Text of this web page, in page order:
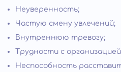
Неуверенность;
Частую смену увлечений;
Внутреннюю тревогу;
Трудности с
Неспособность